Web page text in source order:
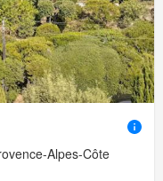
Alpes-Côte